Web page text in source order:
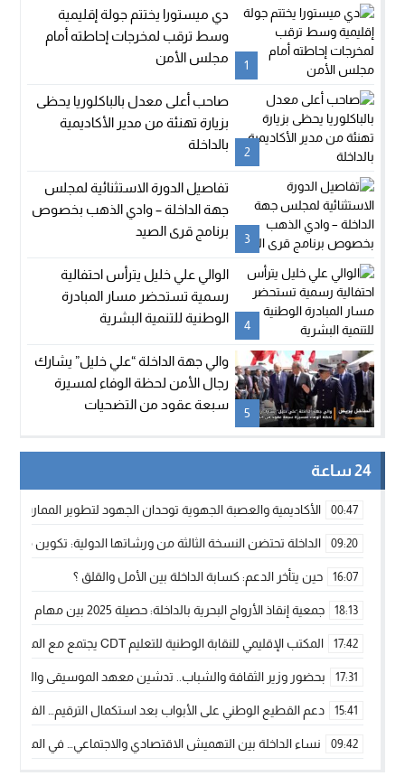
1
دي ميستورا يختتم جولة إقليمية
وسط ترقب لمخرجات إحاطته أمام
مجلس الأمن
2
صاحب أعلى معدل بالباكلوريا يحظى
بزيارة تهنئة من مدير الأكاديمية
بالداخلة
3
تفاصيل الدورة الاستثنائية لمجلس
جهة الداخلة – وادي الذهب بخصوص
برنامج قرى الصيد
4
الوالي علي خليل يترأس احتفالية
رسمية تستحضر مسار المبادرة
الوطنية للتنمية البشرية
5
والي جهة الداخلة “علي خليل” يشارك
رجال الأمن لحظة الوفاء لمسيرة
سبعة عقود من التضحيات
24 ساعة
00:47 الأكاديمية والعصبة الجهوية توحدان الجهود لتطوير الممارسة
09:20 الداخلة تحتضن النسخة الثالثة من ورشاتها الدولية: تكوين
16:07 حين يتأخر الدعم: كسابة الداخلة بين الأمل والقلق ؟
18:13 جمعية إنقاذ الأرواح البحرية بالداخلة: حصيلة 2025 بين مهام الإنقاذ ومشروع “دار البحار”
17:42 المكتب الإقليمي للنقابة الوطنية للتعليم CDT يجتمع مع المدير الإقليمي لمناقشة ملفات جوهرية لنساء ورجال التعليم
17:31 بحضور وزير الثقافة والشباب.. تدشين معهد الموسيقى والفنون
15:41 دعم القطيع الوطني على الأبواب بعد استكمال الترقيم…
09:42 نساء الداخلة بين التهميش الاقتصادي والاجتماعي… في المؤسسات